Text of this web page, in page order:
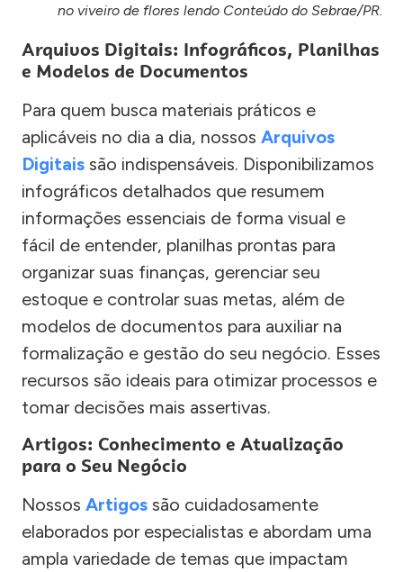
no viveiro de flores lendo Conteúdo do Sebrae/PR.
Arquivos Digitais: Infográficos, Planilhas
e Modelos de Documentos
Para quem busca materiais práticos e
aplicáveis no dia a dia, nossos Arquivos
Digitais são indispensáveis. Disponibilizamos
infográficos detalhados que resumem
informações essenciais de forma visual e
fácil de entender, planilhas prontas para
organizar suas finanças, gerenciar seu
estoque e controlar suas metas, além de
modelos de documentos para auxiliar na
formalização e gestão do seu negócio. Esses
recursos são ideais para otimizar processos e
tomar decisões mais assertivas.
Artigos: Conhecimento e Atualização
para o Seu Negócio
Nossos Artigos são cuidadosamente
elaborados por especialistas e abordam uma
ampla variedade de temas que impactam